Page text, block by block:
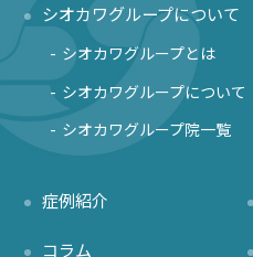
シオカワグループについて
シオカワグループとは
シオカワグループについて
シオカワグループ院一覧
症例紹介
コラム